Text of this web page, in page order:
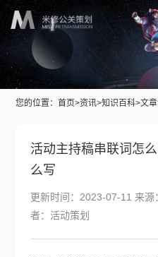
您的位置：首页>资讯>知识百科>文
活动主持稿串联词怎
么写
更新时间：2023-07-11 来源
者：活动策划